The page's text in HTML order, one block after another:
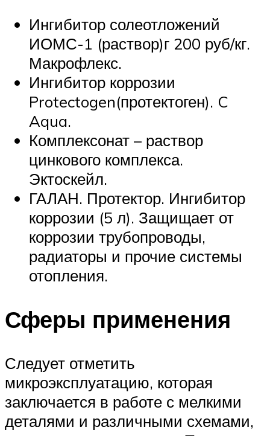
Ингибитор солеотложений
ИОМС-1 (раствор)г 200 руб/кг.
Макрофлекс.
Ингибитор коррозии
Protectogen(протектоген). C
Aqua.
Комплексонат – раствор
цинкового комплекса.
Эктоскейл.
ГАЛАН. Протектор. Ингибитор
коррозии (5 л). Защищает от
коррозии трубопроводы,
радиаторы и прочие системы
отопления.
Сферы применения
Следует отметить
микроэксплуатацию, которая
заключается в работе с мелкими
деталями и различными схемами,